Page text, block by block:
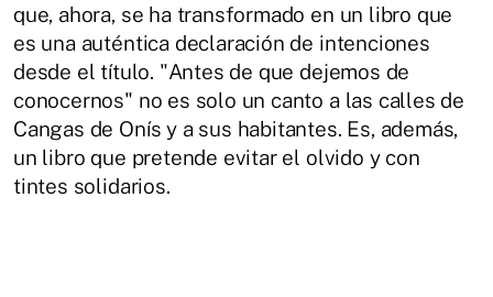
que, ahora, se ha transformado en un libro que
es una auténtica declaración de intenciones
desde el título. "Antes de que dejemos de
conocernos" no es solo un canto a las calles de
Cangas de Onís y a sus habitantes. Es, además,
un libro que pretende evitar el olvido y con
tintes solidarios.